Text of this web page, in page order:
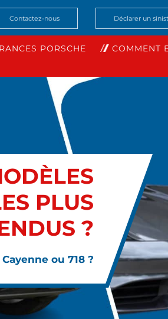
Contactez-nous Déclarer un
PORSCHE COMMENT
PLUS
?
Cayenne ou 718 ?